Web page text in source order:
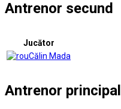
Antrenor secund
Jucător
Călin Mada
Antrenor principal